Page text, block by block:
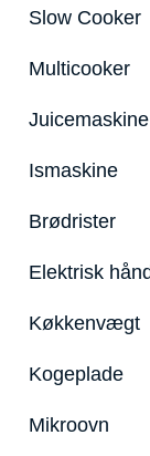
Slow Cooker
Multicooker
Juicemaskine
Ismaskine
Brødrister
Elektrisk
Køkkenvægt
Kogeplade
Mikroovn